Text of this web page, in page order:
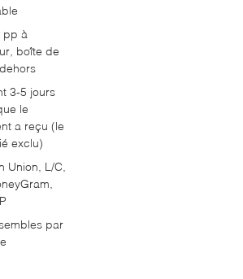
pp à
boîte de
3-5 jours
le
a reçu (le
exclu)
Union, L/C,
par